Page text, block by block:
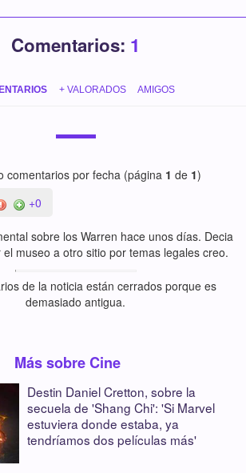
Comentarios: 1
+ VALORADOS AMIGOS
comentarios por fecha (página 1 de 1)
+0
sobre los Warren hace unos días. Decia
museo a otro sitio por temas legales creo.
de la noticia están cerrados porque es
demasiado antigua.
Más sobre Cine
Destin Daniel Cretton, sobre la
secuela de 'Shang Chi': 'Si Marvel
estuviera donde estaba, ya
tendríamos dos películas más'